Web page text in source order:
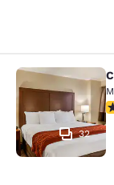
Comfort
32